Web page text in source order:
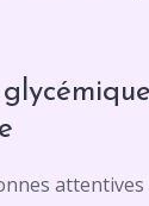
attentives